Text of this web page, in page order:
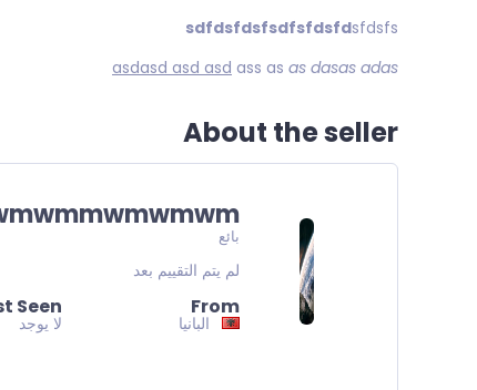
sdfdsfdsfsdfsfdsfdsfdsfs
asdasd asd asd ass as as dasas adas
About the seller
بائع
لم يتم التقييم بعد
From
البانيا
Seen
لا يوجد